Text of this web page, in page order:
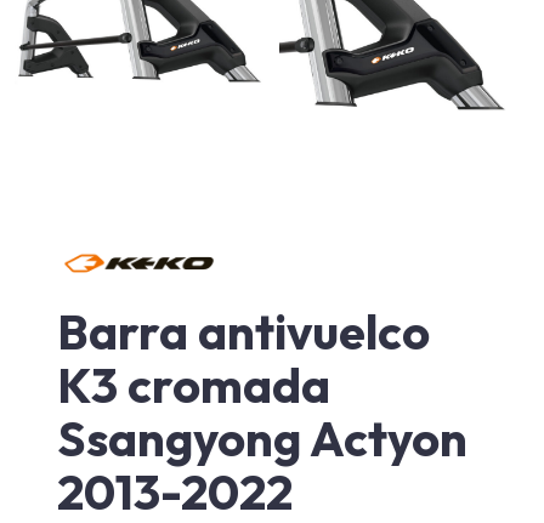
Barra antivuelco
K3 cromada
Ssangyong Actyon
2013-2022